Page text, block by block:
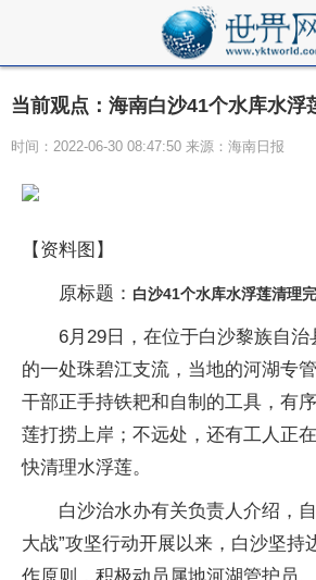
当前观点：海南白沙41个水库水浮
时间：2022-06-30 08:47:50 来源：海南日报
【资料图】
原标题： 白沙41个水库水浮莲清理
6月29日，在位于白沙黎族自
的一处珠碧江支流，当地的河湖专
干部正手持铁耙和自制的工具，有
莲打捞上岸；不远处，还有工人正
快清理水浮莲。
白沙治水办有关负责人介绍，
大战”攻坚行动开展以来，白沙坚持